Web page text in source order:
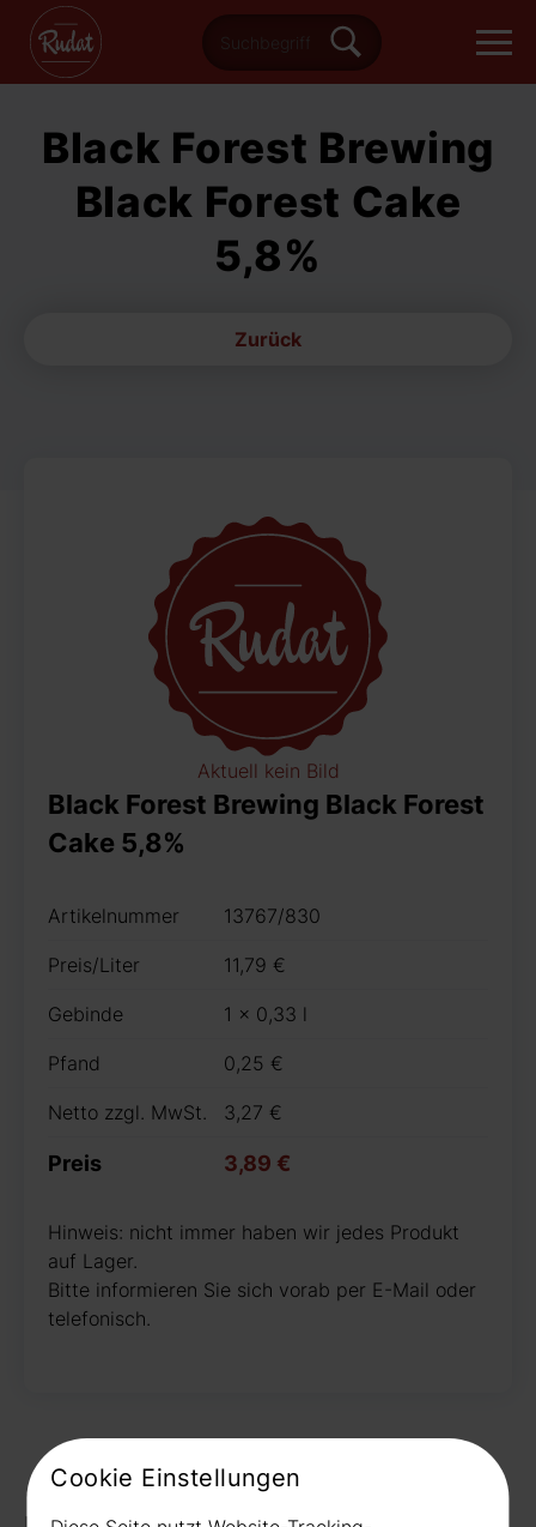
Black Forest Brewing
Black Forest Cake
5,8%
Zurück
Aktuell kein Bild
Black Forest Brewing Black Forest
Cake 5,8%
Artikelnummer 13767/830
Preis/Liter 11,79 €
Gebinde 1 x 0,33 l
Pfand 0,25 €
Netto zzgl. MwSt. 3,27 €
Preis 3,89 €
Hinweis: nicht immer haben wir jedes Produkt
auf Lager.
Bitte informieren Sie sich vorab per E-Mail oder
telefonisch.
Cookie Einstellungen